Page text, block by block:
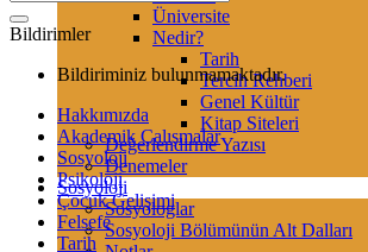
Üniversite
Nedir?
Tarih
Tercih Rehberi
Genel Kültür
Kitap Siteleri
Değerlendirme Yazısı
Denemeler
Sosyoloji
Sosyologlar
Sosyoloji Bölümünün Alt Dalları
Bildirimler
Bildiriminiz bulunmamaktadır.
Hakkımızda
Akademik Çalışmalar
Sosyoloji
Psikoloji
Çocuk Gelişimi
Felsefe
Tarih